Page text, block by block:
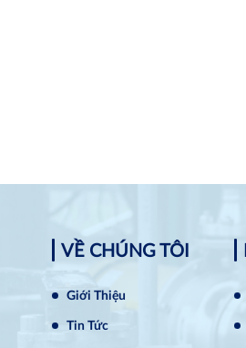
VỀ CHÚNG TÔI
Giới Thiệu
Tin Tức